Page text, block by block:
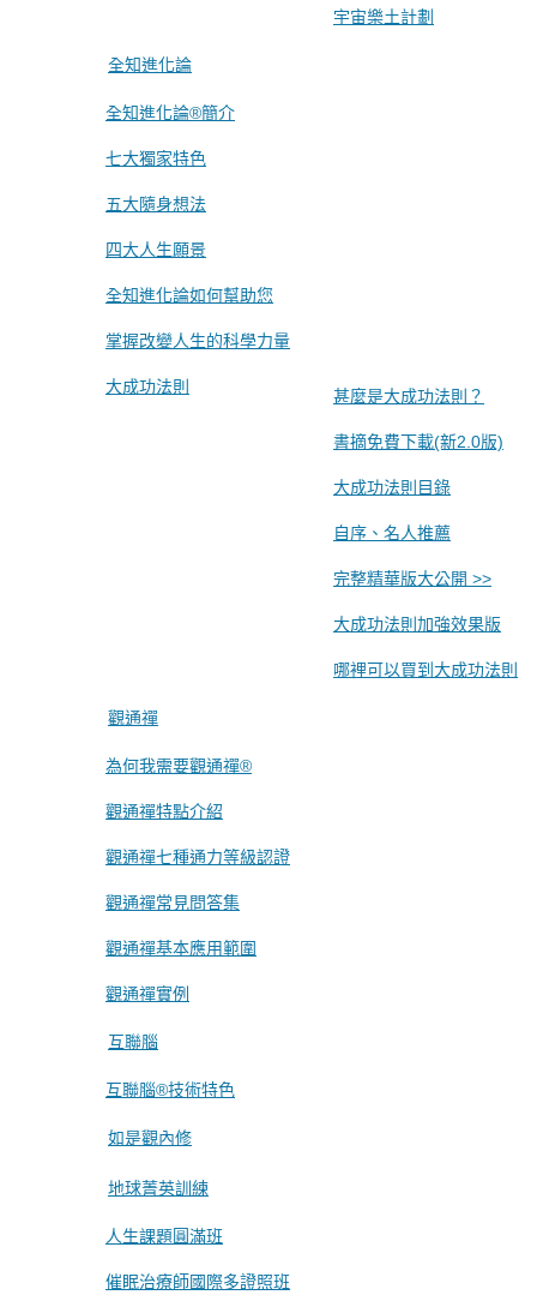
宇宙樂土計劃
全知進化論
全知進化論®簡介
七大獨家特色
五大隨身想法
四大人生願景
全知進化論如何幫助您
掌握改變人生的科學力量
大成功法則 甚麼是大成功法則？
書摘免費下載(新2.0版)
大成功法則目錄
自序、名人推薦
完整精華版大公開 >>
大成功法則加強效果版
哪裡可以買到大成功法則
觀通禪
為何我需要觀通禪®
觀通禪特點介紹
觀通禪七種通力等級認證
觀通禪常見問答集
觀通禪基本應用範圍
觀通禪實例
互聯腦
互聯腦®技術特色
如是觀內修
地球菁英訓練
人生課題圓滿班
催眠治療師國際多證照班